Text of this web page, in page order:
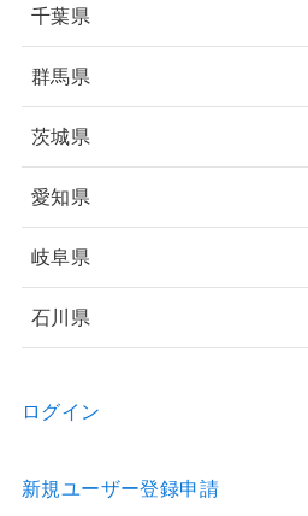
千葉県
群馬県
茨城県
愛知県
岐阜県
石川県
ログイン
新規ユーザー登録申請